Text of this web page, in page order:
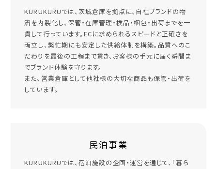
KURUKURUでは、茨城倉庫を拠点に、自社ブランドの物
流を内製化し、保管・在庫管理・検品・梱包・出荷までを一
貫して行っています。ECに求められるスピードと正確さを
両立し、繁忙期にも安定した供給体制を構築。品質へのこ
だわりを最後の工程まで貫き、お客様の手元に届く瞬間ま
でブランド体験を守ります。
また、営業倉庫として他社様の大切な商品も保管・出荷を
しています。
民泊事業
KURUKURUでは、宿泊施設の企画・運営を通じて、「暮ら